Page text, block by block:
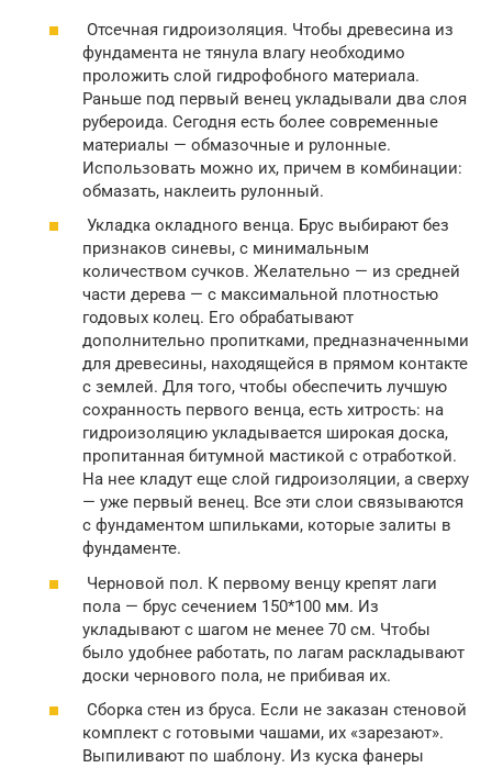
Отсечная гидроизоляция. Чтобы древесина из
фундамента не тянула влагу необходимо
проложить слой гидрофобного материала.
Раньше под первый венец укладывали два слоя
рубероида. Сегодня есть более современные
материалы — обмазочные и рулонные.
Использовать можно их, причем в комбинации:
обмазать, наклеить рулонный.
Укладка окладного венца. Брус выбирают без
признаков синевы, с минимальным
количеством сучков. Желательно — из средней
части дерева — с максимальной плотностью
годовых колец. Его обрабатывают
дополнительно пропитками, предназначенными
для древесины, находящейся в прямом контакте
с землей. Для того, чтобы обеспечить лучшую
сохранность первого венца, есть хитрость: на
гидроизоляцию укладывается широкая доска,
пропитанная битумной мастикой с отработкой.
На нее кладут еще слой гидроизоляции, а сверху
— уже первый венец. Все эти слои связываются
с фундаментом шпильками, которые залиты в
фундаменте.
Черновой пол. К первому венцу крепят лаги
пола — брус сечением 150*100 мм. Из
укладывают с шагом не менее 70 см. Чтобы
было удобнее работать, по лагам раскладывают
доски чернового пола, не прибивая их.
Сборка стен из бруса. Если не заказан стеновой
комплект с готовыми чашами, их «зарезают».
Выпиливают по шаблону. Из куска фанеры